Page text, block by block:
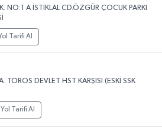
NO:1 A İSTİKLAL CD.ÖZGÜR ÇOCUK PARKI
Tarifi Al
DEVLET HST KARŞISI (ESKİ SSK
Yol Tarifi Al